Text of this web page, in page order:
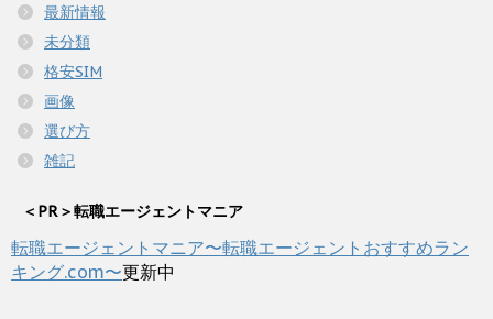
最新情報
未分類
格安SIM
画像
選び方
雑記
＜PR＞転職エージェントマニア
転職エージェントマニア〜転職エージェントおすすめラン
キング.com〜更新中